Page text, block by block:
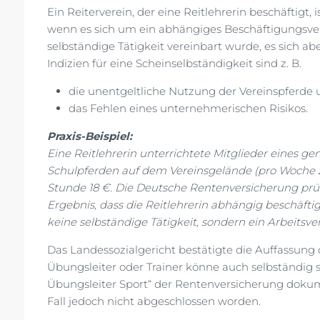
Ein Reiterverein, der eine Reitlehrerin beschäftigt,
wenn es sich um ein abhängiges
selbständige Tätigkeit vereinbart wurde, es sich
Indizien für eine Scheinselbständigkeit sind z. B.
die unentgeltliche Nutzung der Vereinspferde
das Fehlen eines unternehmerischen Risikos.
Praxis-Beispiel:
Eine Reitlehrerin unterrichtete Mitglieder eines
Schulpferden auf dem Vereinsgelände (pro
Stunde 18 €. Die Deutsche Rentenversicherung
Ergebnis, dass die Reitlehrerin abhängig
keine selbständige Tätigkeit, sondern ein
Das Landessozialgericht bestätigte die
Übungsleiter oder Trainer könne auch selbständig
Übungsleiter Sport“ der Rentenversicherung
Fall jedoch nicht abgeschlossen worden.